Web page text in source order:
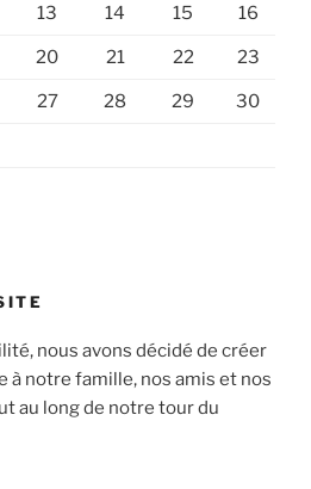
13 14 15 16
20 21 22 23
27 28 29 30
nous avons décidé de créer
à notre famille, nos amis et nos
au long de notre tour du